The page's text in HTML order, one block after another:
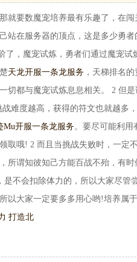
要数魔宠培养最有乐趣了，在闯
站在服务器的顶点，这是多少勇
了，魔宠试炼，勇者们通过魔宠
天龙开服一条龙服务 ，天梯排名
切都与魔宠试炼息息相关。 2 但
难度越高，获得的符文也就越多
Mu开服一条龙服务。要尽可能利用
取哦! 2 而且当挑战失败时，一定
所谓知彼知己方能百战不殆，有
不会扣除体力的，所以大家尽管
以大家一定要多多用心哟!培养属
打造北